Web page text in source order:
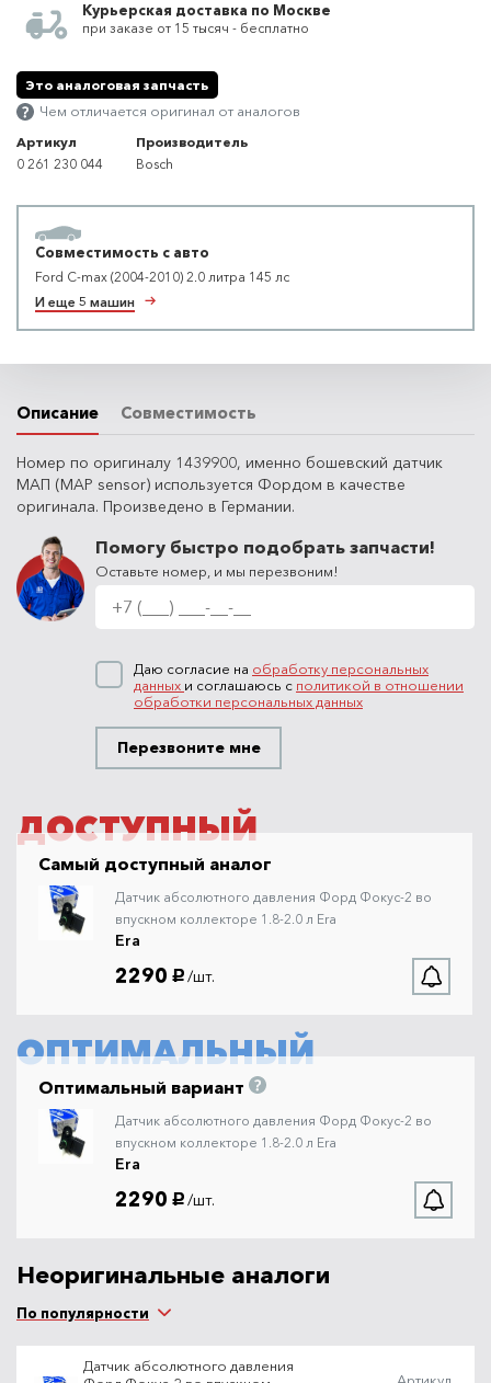
Курьерская доставка по Москве
при заказе от 15 тысяч - бесплатно
Это аналоговая запчасть
Чем отличается оригинал от аналогов
Артикул
0 261 230 044
Производитель
Bosch
Совместимость с авто
Ford C-max (2004-2010) 2.0 литра 145 лс
И еще 5 машин
Описание Совместимость
Номер по оригиналу 1439900, именно бошевский датчик
МАП (MAP sensor) используется Фордом в качестве
оригинала. Произведено в Германии.
Помогу быстро подобрать запчасти!
Оставьте номер, и мы перезвоним!
Даю согласие на обработку персональных
данных и соглашаюсь с политикой в отношении
обработки персональных данных
Перезвоните мне
ДОСТУПНЫЙ
Самый доступный аналог
Датчик абсолютного давления Форд Фокус-2 во
впускном коллекторе 1.8-2.0 л Era
Era
2290 руб. /шт.
ОПТИМАЛЬНЫЙ
Оптимальный вариант
Датчик абсолютного давления Форд Фокус-2 во
впускном коллекторе 1.8-2.0 л Era
Era
2290 руб. /шт.
Неоригинальные аналоги
По популярности
Датчик абсолютного давления